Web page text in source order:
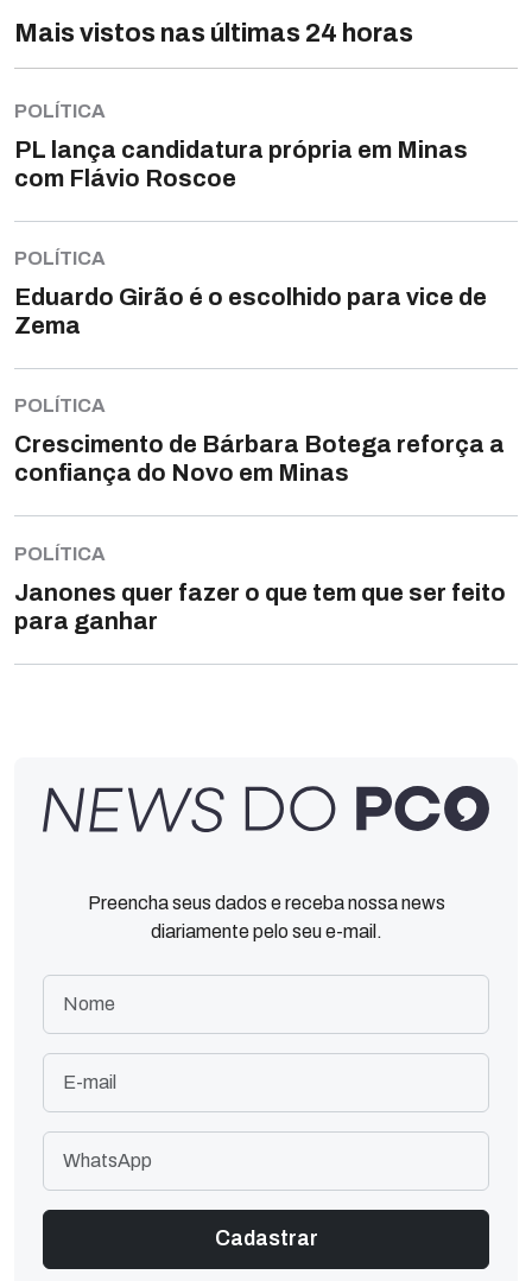
Mais vistos nas últimas 24 horas
POLÍTICA
PL lança candidatura própria em Minas
com Flávio Roscoe
POLÍTICA
Eduardo Girão é o escolhido para vice de
Zema
POLÍTICA
Crescimento de Bárbara Botega reforça a
confiança do Novo em Minas
POLÍTICA
Janones quer fazer o que tem que ser feito
para ganhar
Preencha seus dados e receba nossa news
diariamente pelo seu e-mail.